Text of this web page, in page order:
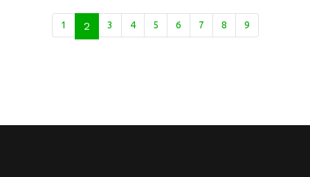
1 2 3 4 5 6 7 8 9